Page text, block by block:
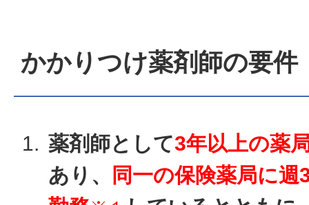
かかりつけ薬剤師の要件
薬剤師として3年以上の薬
あり、
同一の保険薬局に週